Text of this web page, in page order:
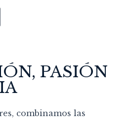
PASIÓN
combinamos las